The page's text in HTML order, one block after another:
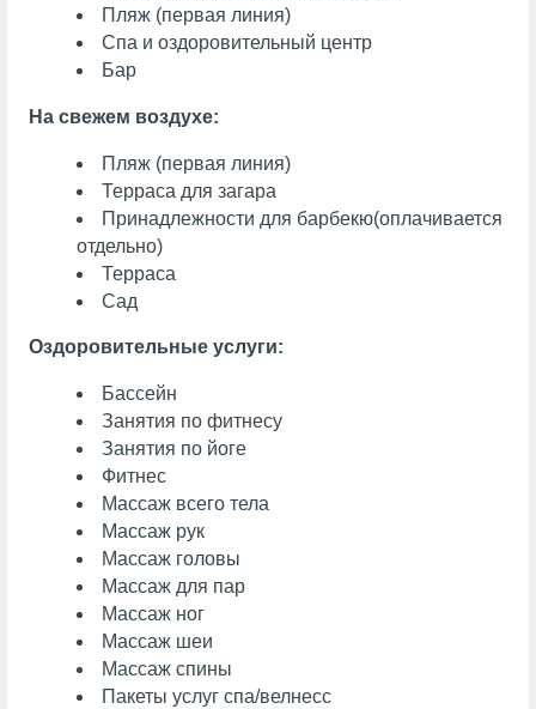
Пляж (первая линия)
Спа и оздоровительный центр
Бар
На свежем воздухе:
Пляж (первая линия)
Терраса для загара
Принадлежности для барбекю(оплачивается
отдельно)
Терраса
Сад
Оздоровительные услуги:
Бассейн
Занятия по фитнесу
Занятия по йоге
Фитнес
Массаж всего тела
Массаж рук
Массаж головы
Массаж для пар
Массаж ног
Массаж шеи
Массаж спины
Пакеты услуг спа/велнесс